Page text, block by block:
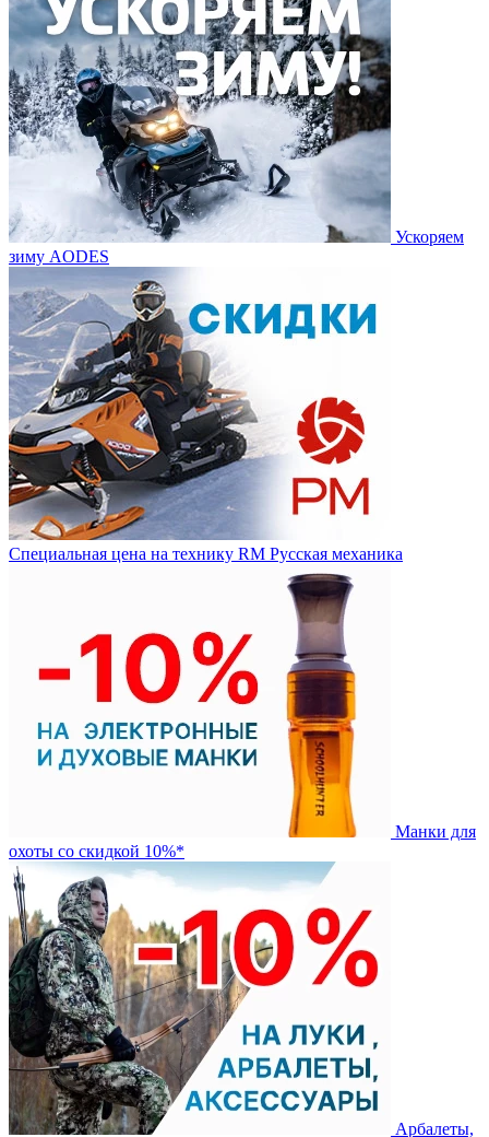
Ускоряем
зиму AODES
Специальная цена на технику RM Русская механика
Манки для
охоты со скидкой 10%*
Арбалеты,